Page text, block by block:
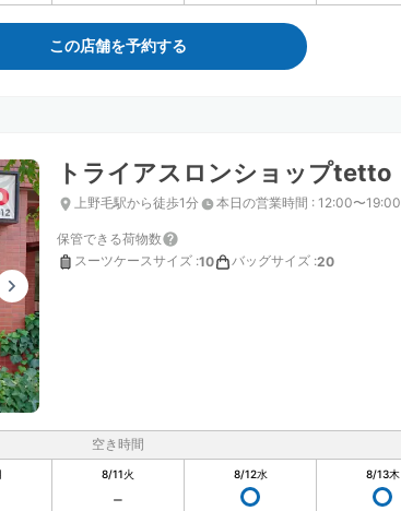
この店舗を予約する
トライアスロンショップtetto
上野毛駅から徒歩1分 本日の営業時間 : 12:00〜19:00
保管できる荷物数
スーツケースサイズ :10 バッグサイズ :20
空き時間
8/11火 8/12水 8/13木